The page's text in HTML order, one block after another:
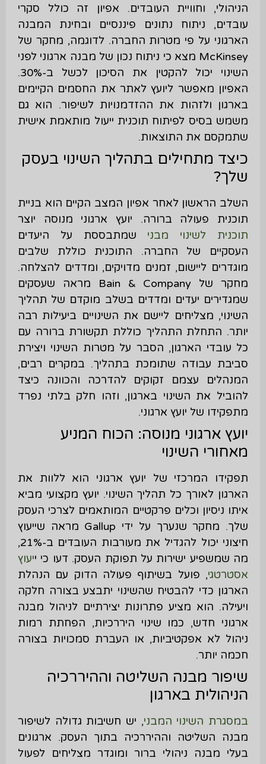
הניהולי, וחוויית העובדים. אפיון זה כולל סקרי
עובדים, ניתוח נתונים פיננסיים ובחינת המבנה
הארגוני על פי מטרות החברה. לדוגמה, מחקר של
McKinsey מצא כי ניתוח נכון של מבנה ארגוני לפני
השינוי יכול להקטין את הסיכון לכשל ב-30%.
האפיון מאפשר ליועץ לאתר את החסמים הקיימים
בארגון ולזהות את ההזדמנויות לשיפור. הוא גם
משמש בסיס לפיתוח תוכנית ייעול מותאמת אישית
שתמקסם את התוצאות.
כיצד מתחילים בתהליך השינוי בעסק
שלך?
השלב הראשון לאחר אפיון המצב הקיים הוא בניית
תוכנית פעולה ברורה. יועץ ארגוני מנוסה יוצר
תוכנית לשינוי מבני שמתבססת על היעדים
העסקיים של החברה. התוכנית כוללת שלבים
מוגדרים ליישום, זמנים מדויקים, ומדדים להצלחה.
מחקר של Bain & Company מראה שעסקים
שמגדירים יעדים ומדדים בשלב מוקדם של תהליך
השינוי, מצליחים ליישם את השינויים ביעילות רבה
יותר. התחלת התהליך כוללת תקשורת ברורה עם
כל עובדי הארגון, הסבר על מטרות השינוי ויצירת
סביבת עבודה שתומכת בתהליך. במקרים רבים,
המנהלים עצמם זקוקים להדרכה והכוונה כיצד
להוביל את השינוי בארגון, וזהו חלק בלתי נפרד
מתפקידו של יועץ ארגוני.
יועץ ארגוני מנוסה: הכוח המניע
מאחורי השינוי
תפקידו המרכזי של יועץ ארגוני הוא ללוות את
הארגון לאורך כל תהליך השינוי. יועץ מקצועי מביא
איתו ניסיון וכלים פרקטיים המותאמים לצרכי העסק
שלך. מחקר שנערך על ידי Gallup מראה שייעוץ
חיצוני יכול להגדיל את מעורבות העובדים ב-21%,
מה שמשפיע ישירות על תפוקת העסק. דעו כי ייעוץ
אסטרטגי, פועל בשיתוף פעולה הדוק עם הנהלת
הארגון כדי להבטיח שהשינוי יתבצע בצורה חלקה
ויעילה. הוא מציע פתרונות יצירתיים לניהול מבנה
ארגוני חדש, כמו שינוי היררכיות, הפחתת רמות
ניהול לא אפקטיביות, או העברת סמכויות בצורה
חכמה יותר.
שיפור מבנה השליטה וההיררכיה
הניהולית בארגון
במסגרת השינוי המבני, יש חשיבות גדולה לשיפור
מבנה השליטה וההיררכיה בתוך העסק. ארגונים
בעלי מבנה ניהולי ברור ומוגדר מצליחים לפעול